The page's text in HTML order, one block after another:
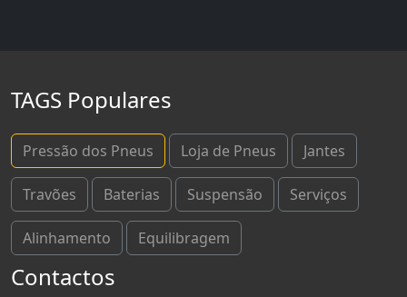
TAGS Populares
Pressão dos Pneus Loja de Pneus Jantes
Travões Baterias Suspensão Serviços
Alinhamento Equilibragem
Contactos